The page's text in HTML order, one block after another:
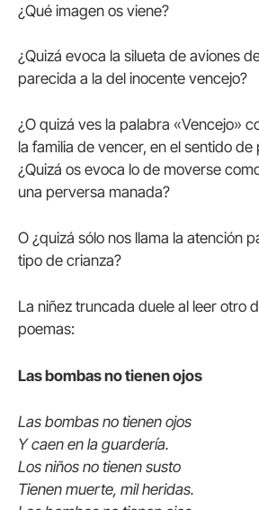
¿Qué imagen os viene?
¿Quizá evoca la silueta de aviones
parecida a la del inocente vencejo?
¿O quizá ves la palabra «Vencejo»
la familia de vencer, en el sentido
¿Quizá os evoca lo de moverse
una perversa manada?
O ¿quizá sólo nos llama la atención
tipo de crianza?
La niñez truncada duele al leer otro
poemas:
Las bombas no tienen ojos
Las bombas no tienen ojos
Y caen en la guardería.
Los niños no tienen susto
Tienen muerte, mil heridas.